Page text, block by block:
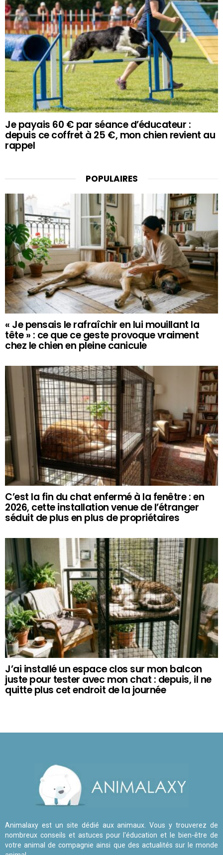
Je payais 60 € par séance d’éducateur :
depuis ce coffret à 25 €, mon chien revient au
rappel
POPULAIRES
« Je pensais le rafraîchir en lui mouillant la
tête » : ce que ce geste provoque vraiment
chez le chien en pleine canicule
C’est la fin du chat enfermé à la fenêtre : en
2026, cette installation venue de l’étranger
séduit de plus en plus de propriétaires
J’ai installé un espace clos sur mon balcon
juste pour tester avec mon chat : depuis, il ne
quitte plus cet endroit de la journée
Animalaxy est un site dédié aux animaux. Vous y trouverez de
nombreux conseils et astuces pour l'éducation et le bien-être de
votre animal de compagnie ainsi que des actualités sur le monde